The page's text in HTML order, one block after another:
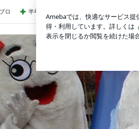
| じゅっきーくん
ロ 半年以上探した住み替えを一旦終了